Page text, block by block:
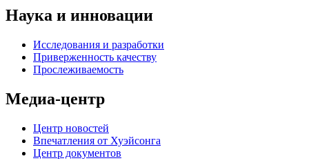
Наука и инновации
Исследования и разработки
Приверженность качеству
Прослеживаемость
Медиа-центр
Центр новостей
Впечатления от Хуэйсонга
Центр документов